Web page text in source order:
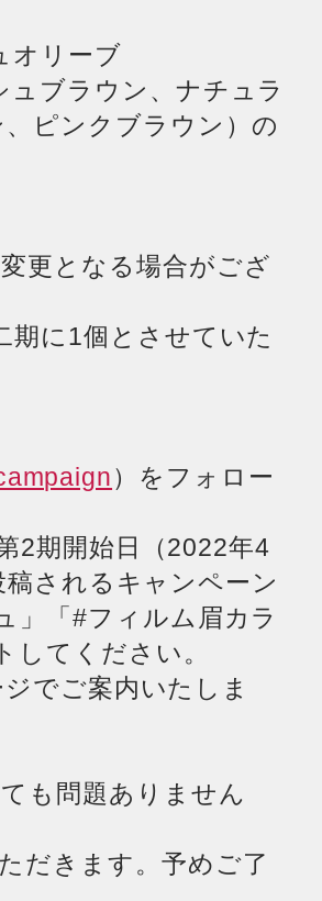
オリーブ
ュブラウン、ナチュラ
ピンクブラウン）の
更となる場合がござ
に1個とさせていた
）をフォロー
2期開始日（2022年4
されるキャンペーン
」「#フィルム眉カラ
してください。
でご案内いたしま
も問題ありません
だきます。予めご了